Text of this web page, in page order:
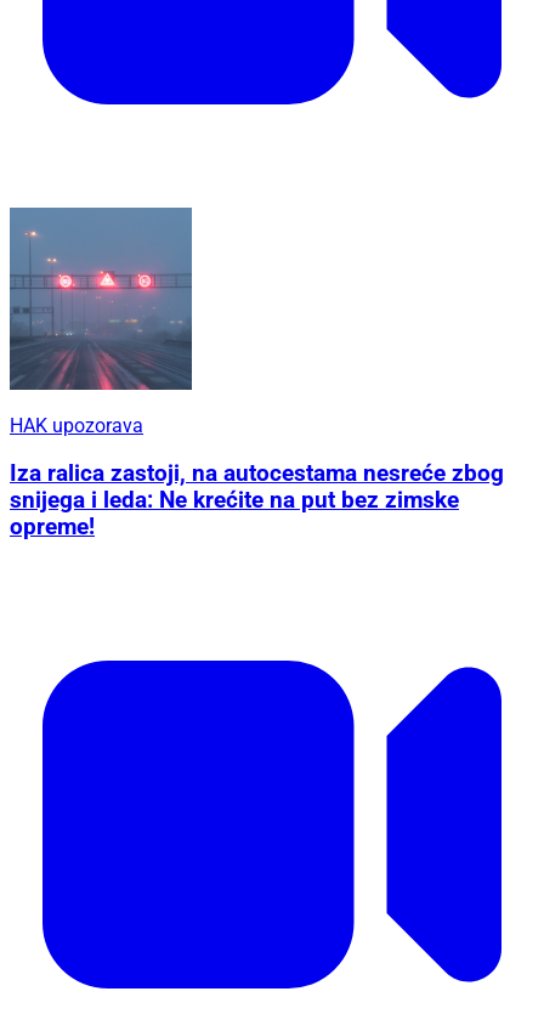
HAK upozorava
Iza ralica zastoji, na autocestama nesreće zbog
snijega i leda: Ne krećite na put bez zimske
opreme!